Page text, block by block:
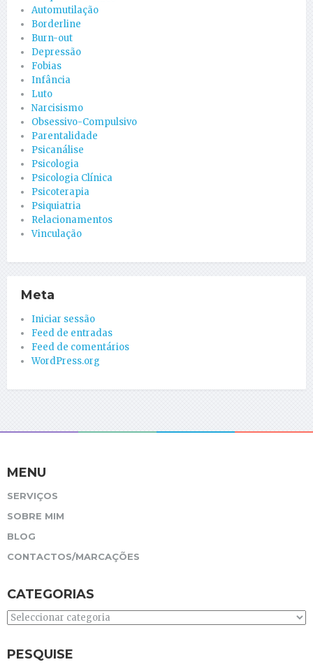
Automutilação
Borderline
Burn-out
Depressão
Fobias
Infância
Luto
Narcisismo
Obsessivo-Compulsivo
Parentalidade
Psicanálise
Psicologia
Psicologia Clínica
Psicoterapia
Psiquiatria
Relacionamentos
Vinculação
Meta
Iniciar sessão
Feed de entradas
Feed de comentários
WordPress.org
MENU
SERVIÇOS
SOBRE MIM
BLOG
CONTACTOS/MARCAÇÕES
CATEGORIAS
Categorias
PESQUISE